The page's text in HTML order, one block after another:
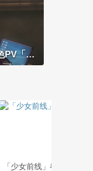
介篇」
「少女前线」春田「静享芳